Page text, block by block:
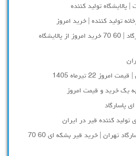
پالایشگاه تولید کننده
تولید کننده | خرید امروز
فروش قیر پاسارگاد | 60 70 خرید امروز از پالایشگاه
22 تیرماه 1405
یک خرید و قیمت امروز
پاسارگاد
کننده قیر در ایران
پالایشگاه قیر پاسارگاد تهران | خرید قیر بشکه ای 60 70